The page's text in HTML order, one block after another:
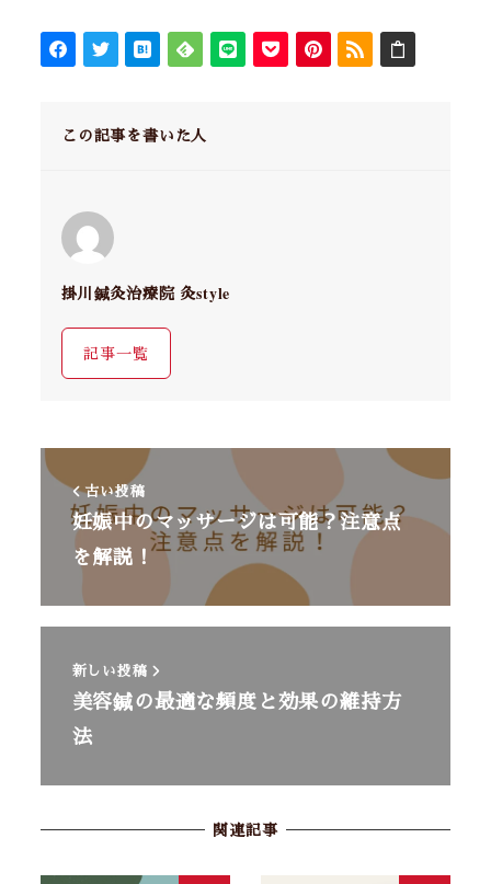
この記事を書いた人
掛川鍼灸治療院 灸style
記事一覧
古い投稿
妊娠中のマッサージは可能？注意点
を解説！
新しい投稿
美容鍼の最適な頻度と効果の維持方
法
関連記事